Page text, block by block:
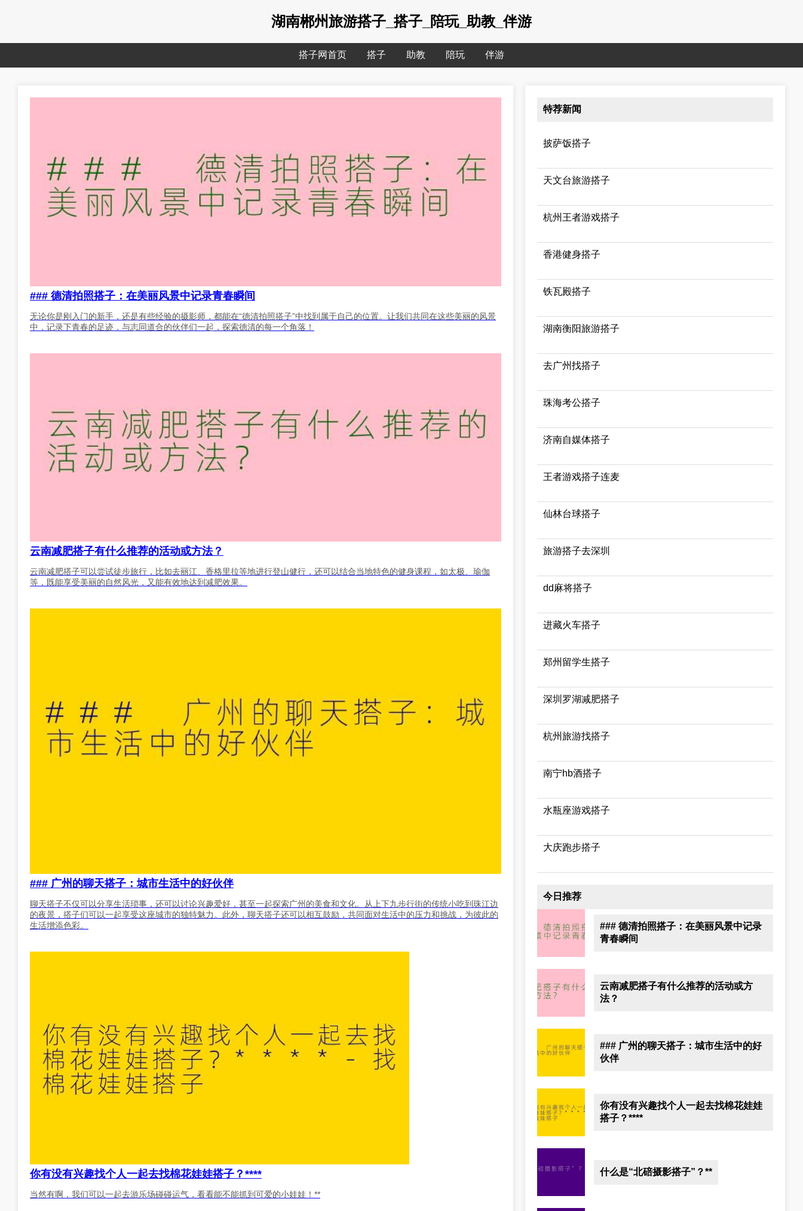
湖南郴州旅游搭子_搭子_陪玩_助教_伴游
搭子网首页 搭子 助教 陪玩 伴游
### 德清拍照搭子：在美丽风景中记录青春瞬间
无论你是刚入门的新手，还是有些经验的摄影师，都能在“德清拍照搭子”中找到属于自己的位置。让我们共同在这些美丽的风景
中，记录下青春的足迹，与志同道合的伙伴们一起，探索德清的每一个角落！
云南减肥搭子有什么推荐的活动或方法？
云南减肥搭子可以尝试徒步旅行，比如去丽江、香格里拉等地进行登山健行，还可以结合当地特色的健身课程，如太极、瑜伽
等，既能享受美丽的自然风光，又能有效地达到减肥效果。
### 广州的聊天搭子：城市生活中的好伙伴
聊天搭子不仅可以分享生活琐事，还可以讨论兴趣爱好，甚至一起探索广州的美食和文化。从上下九步行街的传统小吃到珠江边
的夜景，搭子们可以一起享受这座城市的独特魅力。此外，聊天搭子还可以相互鼓励，共同面对生活中的压力和挑战，为彼此的
生活增添色彩。
你有没有兴趣找个人一起去找棉花娃娃搭子？****
当然有啊，我们可以一起去游乐场碰碰运气，看看能不能抓到可爱的小娃娃！**
特荐新闻
披萨饭搭子
天文台旅游搭子
杭州王者游戏搭子
香港健身搭子
铁瓦殿搭子
湖南衡阳旅游搭子
去广州找搭子
珠海考公搭子
济南自媒体搭子
王者游戏搭子连麦
仙林台球搭子
旅游搭子去深圳
dd麻将搭子
进藏火车搭子
郑州留学生搭子
深圳罗湖减肥搭子
杭州旅游找搭子
南宁hb酒搭子
水瓶座游戏搭子
大庆跑步搭子
今日推荐
### 德清拍照搭子：在美丽风景中记录
青春瞬间
云南减肥搭子有什么推荐的活动或方
法？
### 广州的聊天搭子：城市生活中的好
伙伴
你有没有兴趣找个人一起去找棉花娃娃
搭子？****
什么是“北碚摄影搭子”？**